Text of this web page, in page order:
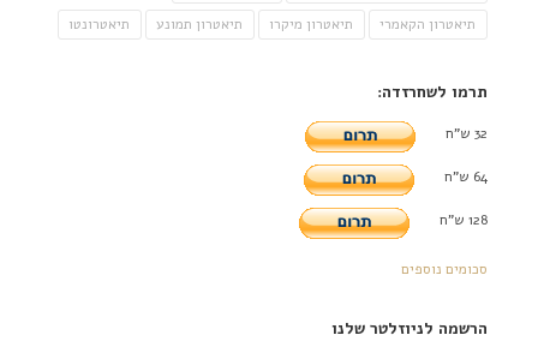
תיאטרון הקאמרי
תיאטרון מיקרו תיאטרון תמונע תיאטרונטו
תרמו לשחרזדה:
32 ש"ח
64 ש"ח
128 ש"ח
סכומים נוספים
הרשמה לניוזלטר שלנו